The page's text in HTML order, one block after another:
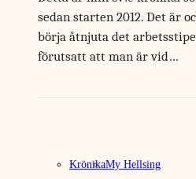
sedan starten 2012. Det är
börja åtnjuta det
förutsatt att man är vid…
KrönikaMy Hellsing